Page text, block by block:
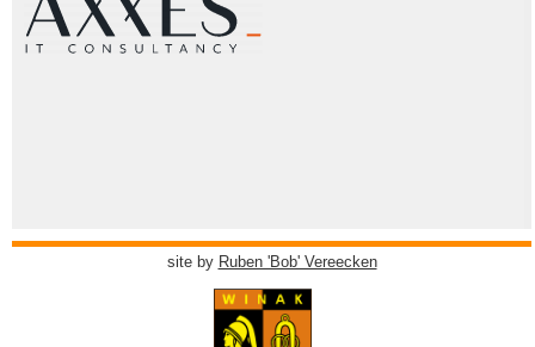
site by Ruben 'Bob' Vereecken